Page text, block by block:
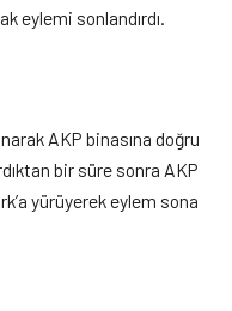
eylemi sonlandırdı.
AKP binasına doğru
bir süre sonra AKP
yürüyerek eylem sona